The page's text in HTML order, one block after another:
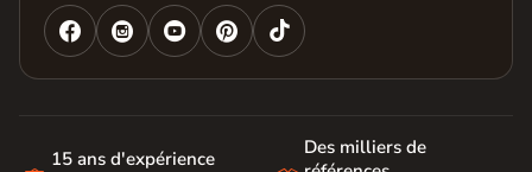
   
15 ans d'expérience
Des milliers de